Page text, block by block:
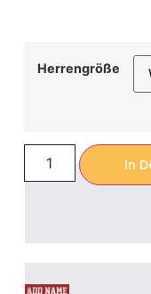
Herrengröße
In